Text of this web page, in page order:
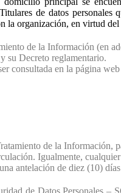
de datos personales
organización, en virtud
de la Información (en
su Decreto reglamentario.
consultada en la página
de la Información,
Igualmente,
antelación de diez (10)
de Datos Personales –